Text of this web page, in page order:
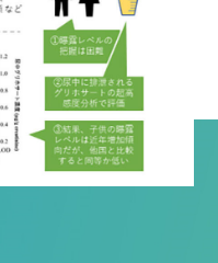
医歯薬学
数物系科学